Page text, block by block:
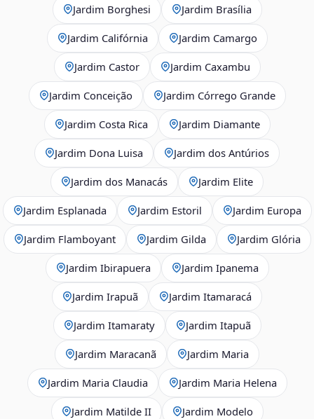
Jardim Borghesi Jardim Brasília
Jardim Califórnia Jardim Camargo
Jardim Castor Jardim Caxambu
Jardim Conceição Jardim Córrego Grande
Jardim Costa Rica Jardim Diamante
Jardim Dona Luisa Jardim dos Antúrios
Jardim dos Manacás Jardim Elite
Jardim Esplanada Jardim Estoril Jardim Europa
Jardim Flamboyant Jardim Gilda Jardim Glória
Jardim Ibirapuera Jardim Ipanema
Jardim Irapuã Jardim Itamaracá
Jardim Itamaraty Jardim Itapuã
Jardim Maracanã Jardim Maria
Jardim Maria Claudia Jardim Maria Helena
Jardim Matilde II Jardim Modelo